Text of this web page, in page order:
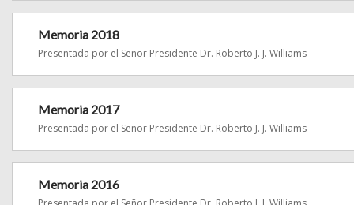
Memoria 2018
Presentada por el Señor Presidente Dr. Roberto J. J. Williams
Memoria 2017
Presentada por el Señor Presidente Dr. Roberto J. J. Williams
Memoria 2016